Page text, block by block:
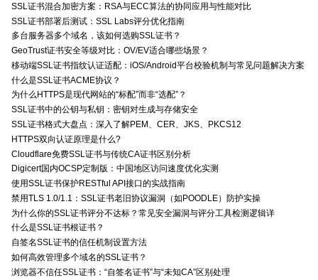
SSL证书混合加密方案：RSA与ECC算法的协同应用与性能对比
SSL证书部署后测试：SSL Labs评分优化指南
多台服务器多个域名，该如何选购SSL证书？
GeoTrust证书安全等级对比：OV/EV适合哪些场景？
移动端SSL证书指纹认证适配：iOS/Android平台校验机制与常见问题解决方案
什么是SSL证书ACME协议？
为什么HTTPS是现代网站的“标配”而非“选配”？
SSL证书中的公钥与私钥：密钥对生成与存储安全
SSL证书格式大盘点：深入了解PEM、CER、JKS、PKCS12
HTTPS双向认证原理是什么?
Cloudflare免费SSL证书与传统CA证书区别分析
Digicert国内OCSP定制版：中国地区访问速度优化实测
使用SSL证书保护RESTful API接口的实战指南
禁用TLS 1.0/1.1：SSL证书老旧协议漏洞（如POODLE）防护实操
为什么你的SSL证书评分不达标？常见安全漏洞与评分工具检测逻辑详
什么是SSL证书根证书？
自签名SSL证书的信任机制设置方法
如何高效管理多个域名的SSL证书？
浏览器不信任SSL证书：“自签名证书”与“未知CA”区别处理